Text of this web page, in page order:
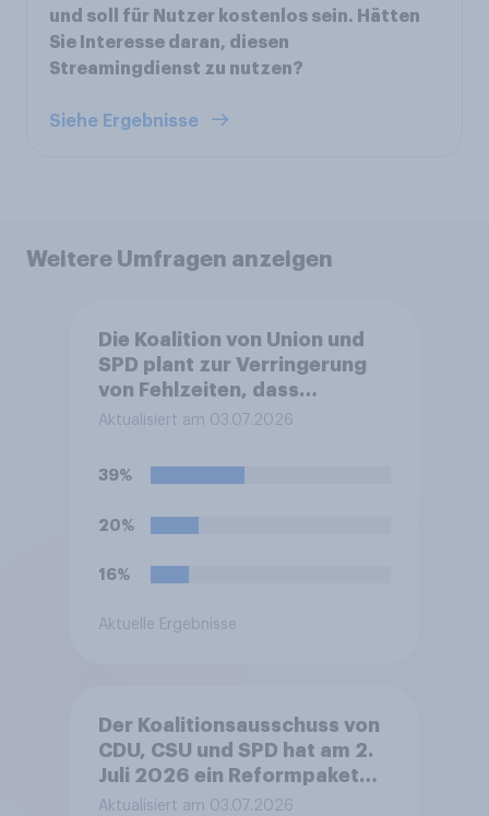
und soll für Nutzer kostenlos sein. Hätten
Sie Interesse daran, diesen
Streamingdienst zu nutzen?
Siehe Ergebnisse
Weitere Umfragen anzeigen
Die Koalition von Union und
SPD plant zur Verringerung
von Fehlzeiten, dass
Beschäftigte künftig bereits
eine ärztliche
vorlegen müssen statt am
oder lehnen Sie es ab?
Aktualisiert am 03.07.2026
39%
20%
16%
Aktuelle Ergebnisse
Der Koalitionsausschuss von
CDU, CSU und SPD hat am 2.
Juli 2026 ein Reformpaket
vorgestellt. Dieses umfasst
Aktualisiert am 03.07.2026